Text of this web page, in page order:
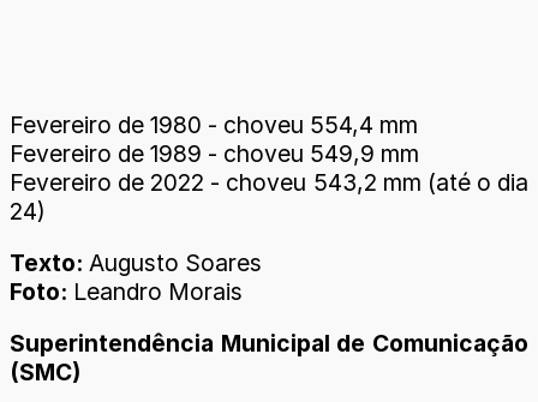
Fevereiro de 1980 - choveu 554,4 mm
Fevereiro de 1989 - choveu 549,9 mm
Fevereiro de 2022 - choveu 543,2 mm (até o dia
24)
Texto: Augusto Soares
Foto: Leandro Morais
Superintendência Municipal de Comunicação
(SMC)